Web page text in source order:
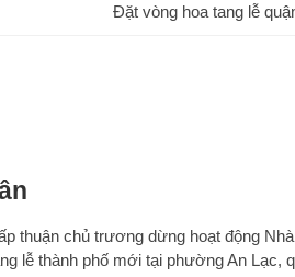
Đặt vòng hoa tang lễ
thuận chủ trương dừng hoạt động
lễ thành phố mới tại phường An Lạc,